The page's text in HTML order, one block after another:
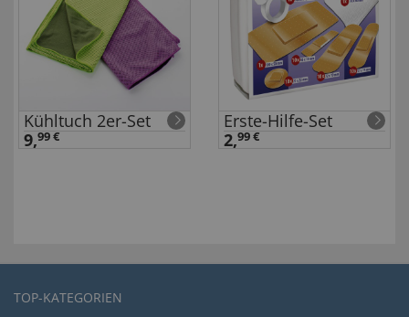
Kühltuch 2er-Set
9,99 €
Erste-Hilfe-Set
2,99 €
TOP-KATEGORIEN